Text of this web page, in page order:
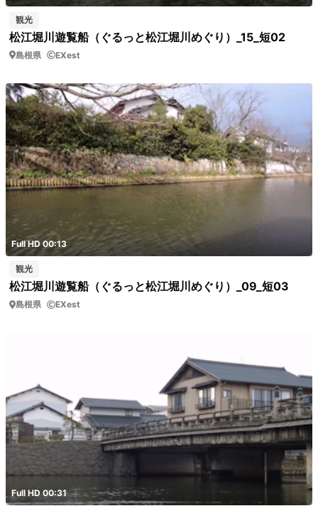
観光
松江堀川遊覧船（ぐるっと松江堀川めぐり）_15_短02
島根県 EXest
Full HD 00:13
観光
松江堀川遊覧船（ぐるっと松江堀川めぐり）_09_短03
島根県 EXest
Full HD 00:31